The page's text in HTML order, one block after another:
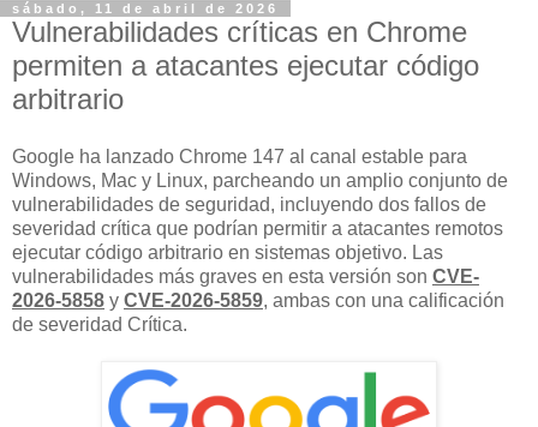
sábado, 11 de abril de 2026
Vulnerabilidades críticas en Chrome
permiten a atacantes ejecutar código
arbitrario
Google ha lanzado Chrome 147 al canal estable para
Windows, Mac y Linux, parcheando un amplio conjunto de
vulnerabilidades de seguridad, incluyendo dos fallos de
severidad crítica que podrían permitir a atacantes remotos
ejecutar código arbitrario en sistemas objetivo. Las
vulnerabilidades más graves en esta versión son CVE-
2026-5858 y CVE-2026-5859, ambas con una calificación
de severidad Crítica.